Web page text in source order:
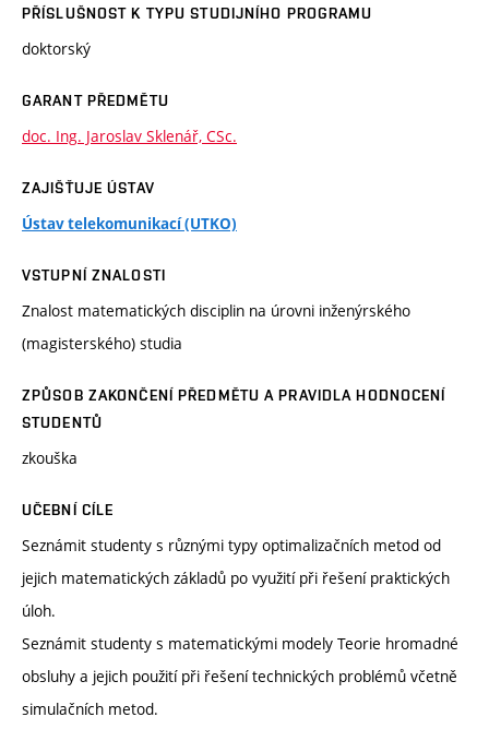
PŘÍSLUŠNOST K TYPU STUDIJNÍHO PROGRAMU
doktorský
GARANT PŘEDMĚTU
doc. Ing. Jaroslav Sklenář, CSc.
ZAJIŠŤUJE ÚSTAV
Ústav telekomunikací (UTKO)
VSTUPNÍ ZNALOSTI
Znalost matematických disciplin na úrovni inženýrského
(magisterského) studia
ZPŮSOB ZAKONČENÍ PŘEDMĚTU A PRAVIDLA HODNOCENÍ
STUDENTŮ
zkouška
UČEBNÍ CÍLE
Seznámit studenty s různými typy optimalizačních metod od
jejich matematických základů po využití při řešení praktických
úloh.
Seznámit studenty s matematickými modely Teorie hromadné
obsluhy a jejich použití při řešení technických problémů včetně
simulačních metod.